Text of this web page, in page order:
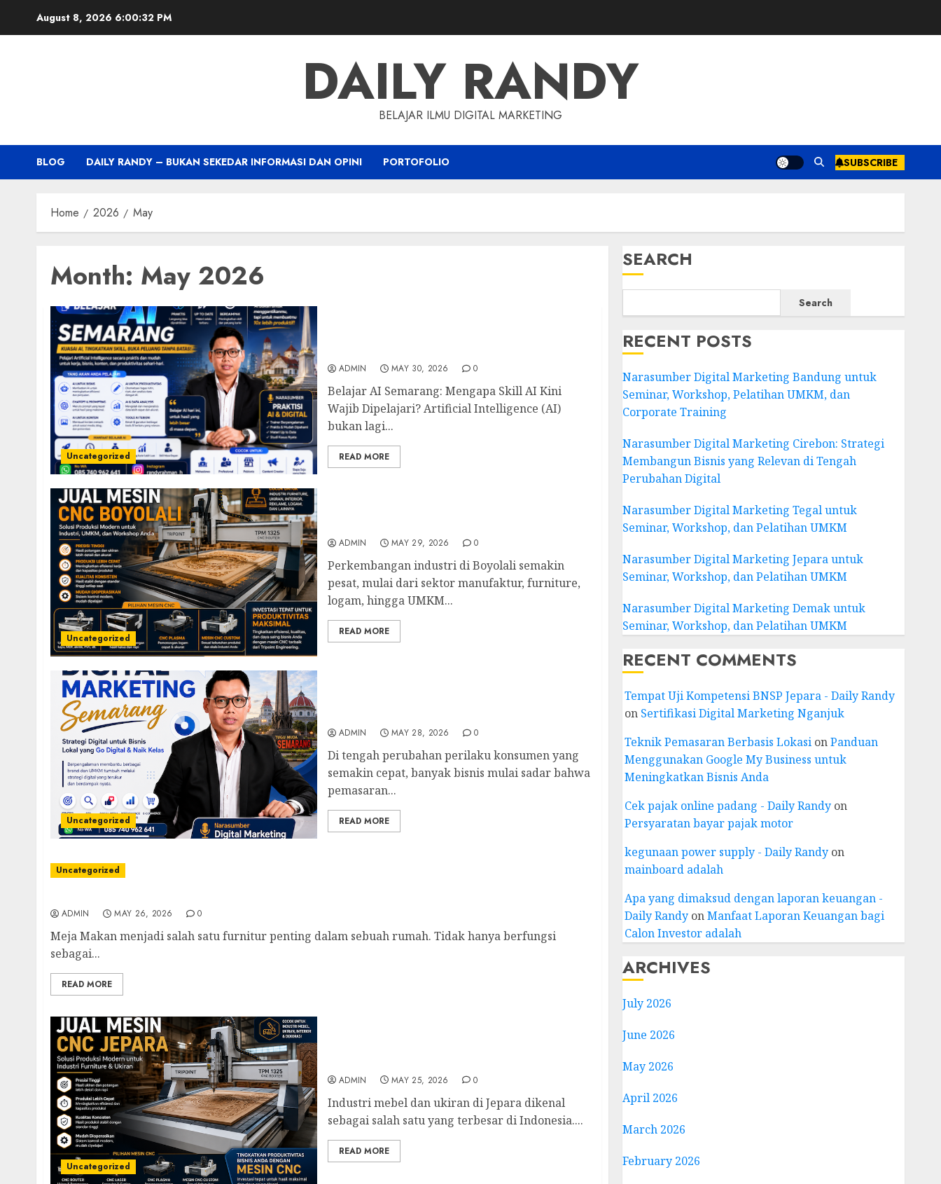
August 8, 2026 6:00:33 PM
DAILY RANDY
BELAJAR ILMU DIGITAL MARKETING
BLOG DAILY RANDY – BUKAN SEKEDAR INFORMASI DAN OPINI PORTOFOLIO SUBSCRIBE
Home 2026 May
Month: May 2026
Uncategorized
ADMIN MAY 30, 2026 0
Belajar AI Semarang: Mengapa Skill AI Kini
Wajib Dipelajari? Artificial Intelligence (AI)
bukan lagi...
READ MORE
Uncategorized
ADMIN MAY 29, 2026 0
Perkembangan industri di Boyolali semakin
pesat, mulai dari sektor manufaktur, furniture,
logam, hingga UMKM...
READ MORE
Uncategorized
ADMIN MAY 28, 2026 0
Di tengah perubahan perilaku konsumen yang
semakin cepat, banyak bisnis mulai sadar bahwa
pemasaran...
READ MORE
Uncategorized
ADMIN MAY 26, 2026 0
Meja Makan menjadi salah satu furnitur penting dalam sebuah rumah. Tidak hanya berfungsi
sebagai...
READ MORE
Uncategorized
ADMIN MAY 25, 2026 0
Industri mebel dan ukiran di Jepara dikenal
sebagai salah satu yang terbesar di Indonesia....
READ MORE
SEARCH
Search
RECENT POSTS
Narasumber Digital Marketing Bandung untuk
Seminar, Workshop, Pelatihan UMKM, dan
Corporate Training
Narasumber Digital Marketing Cirebon: Strategi
Membangun Bisnis yang Relevan di Tengah
Perubahan Digital
Narasumber Digital Marketing Tegal untuk
Seminar, Workshop, dan Pelatihan UMKM
Narasumber Digital Marketing Jepara untuk
Seminar, Workshop, dan Pelatihan UMKM
Narasumber Digital Marketing Demak untuk
Seminar, Workshop, dan Pelatihan UMKM
RECENT COMMENTS
Tempat Uji Kompetensi BNSP Jepara - Daily Randy
on Sertifikasi Digital Marketing Nganjuk
Teknik Pemasaran Berbasis LokasionPanduan
Menggunakan Google My Business untuk
Meningkatkan Bisnis Anda
Cek pajak online padang - Daily Randyon
Persyaratan bayar pajak motor
kegunaan power supply - Daily Randyon
mainboard adalah
Apa yang dimaksud dengan laporan keuangan -
Daily RandyonManfaat Laporan Keuangan bagi
Calon Investor adalah
ARCHIVES
July 2026
June 2026
May 2026
April 2026
March 2026
February 2026